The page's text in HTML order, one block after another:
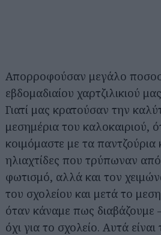
Απορροφούσαν μεγάλο
εβδομαδιαίου χαρτζιλικιού
Γιατί μας κρατούσαν την
μεσημέρια του καλοκαιριού,
κοιμόμαστε με τα παντζούρια
ηλιαχτίδες που τρύπωναν από
φωτισμό, αλλά και τον
του σχολείου και μετά το
όταν κάναμε πως διαβάζουμε
όχι για το σχολείο. Αυτά